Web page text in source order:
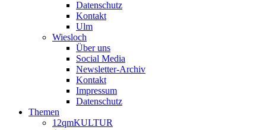
Datenschutz
Kontakt
Ulm
Wiesloch
Über uns
Social Media
Newsletter-Archiv
Kontakt
Impressum
Datenschutz
Themen
12qmKULTUR